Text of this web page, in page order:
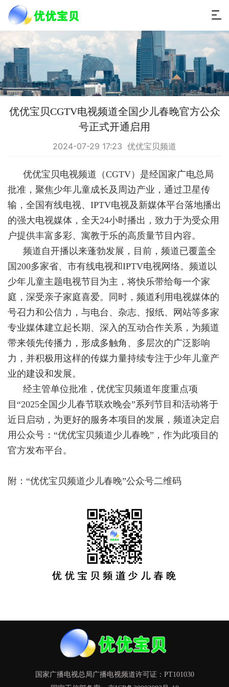
优优宝贝CGTV电视频道全国少儿春晚官方公众
号正式开通启用
2024-07-29 17:23 优优宝贝频道
优优宝贝电视频道（CGTV）是经国家广电总局
批准，聚焦少年儿童成长及周边产业，通过卫星传
输，全国有线电视、IPTV电视及新媒体平台落地播出
的强大电视媒体，全天24小时播出，致力于为受众用
户提供丰富多彩、寓教于乐的高质量节目内容。
频道自开播以来蓬勃发展，目前，频道已覆盖全
国200多家省、市有线电视和IPTV电视网络。频道以
少年儿童主题电视节目为主，将快乐带给每一个家
庭，深受亲子家庭喜爱。同时，频道利用电视媒体的
号召力和公信力，与电台、杂志、报纸、网站等多家
专业媒体建立起长期、深入的互动合作关系，为频道
带来领先传播力，形成多触角、多层次的广泛影响
力，并积极用这样的传媒力量持续专注于少年儿童产
业的建设和发展。
经主管单位批准，优优宝贝频道年度重点项
目“2025全国少儿春节联欢晚会”系列节目和活动将于
近日启动，为更好的服务本项目的发展，频道决定启
用公众号：“优优宝贝频道少儿春晚”，作为此项目的
官方发布平台。
附：“优优宝贝频道少儿春晚”公众号二维码
国家广播电视总局广播电视频道许可证：PT101030